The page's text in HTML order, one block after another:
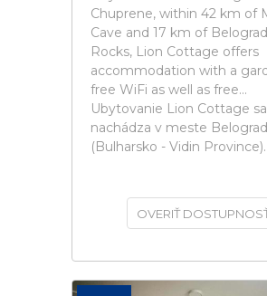
Chuprene, within 42 km of
Cave and 17 km of
Rocks, Lion Cottage offers
accommodation with a
free WiFi as well as free...
Ubytovanie Lion Cottage sa
nachádza v meste
(Bulharsko - Vidin Province).
OVERIŤ